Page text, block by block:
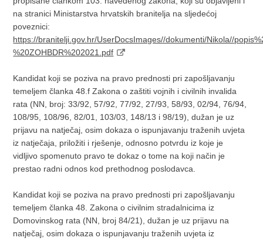
na stranici Ministarstva hrvatskih branitelja na sljedećoj
poveznici:
https://branitelji.gov.hr/UserDocsImages//dokumenti/Nikola//
%20ZOHBDR%202021.pdf
Kandidat koji se poziva na pravo prednosti pri zapošljavanju
temeljem članka 48.f Zakona o zaštiti vojnih i civilnih invalida
rata (NN, broj: 33/92, 57/92, 77/92, 27/93, 58/93, 02/94, 76/94,
108/95, 108/96, 82/01, 103/03, 148/13 i 98/19), dužan je uz
prijavu na natječaj, osim dokaza o ispunjavanju traženih uvjeta
iz natječaja, priložiti i rješenje, odnosno potvrdu iz koje je
vidljivo spomenuto pravo te dokaz o tome na koji način je
prestao radni odnos kod prethodnog poslodavca.
Kandidat koji se poziva na pravo prednosti pri zapošljavanju
temeljem članka 48. Zakona o civilnim stradalnicima iz
Domovinskog rata (NN, broj 84/21), dužan je uz prijavu na
natječaj, osim dokaza o ispunjavanju traženih uvjeta iz